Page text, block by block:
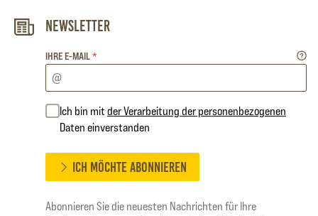
Newsletter
IHRE E-MAIL*
Ich bin mit der Verarbeitung der personenbezogenen
Daten einverstanden
ICH MÖCHTE ABONNIEREN
Abonnieren Sie die neuesten Nachrichten für Ihre